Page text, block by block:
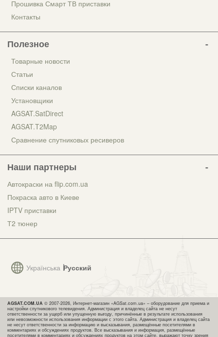
Українська Русский
Прошивка Смарт ТВ приставки
Контакты
Полезное
Товарные новости
Статьи
Списки каналов
Установщики
AGSAT.SatDirect
AGSAT.T2Map
Сравнение спутниковых ресиверов
Наши партнеры
Автокраски на flip.com.ua
Покраска авто в Киеве
IPTV приставки
Т2 тюнер
AGSAT.COM.UA © 2007-2026, Интернет-магазин «AGSat.com.ua» – оборудование для приема и
настройки спутникового телевидения. Администрация и владелец сайта не несут
ответственности за ущерб или упущенную выгоду, причинённые в результате использования
или невозможности использования информации с этого сайта. Администрация и владелец сайта
не несут ответственности за информацию и высказывания, размещённые посетителями в
комментариях и обсуждениях продуктов. Все высказывания и информация, размещённые
посетителями в комментариях и обсуждениях продуктов на этом сайте, выражают точку зрения